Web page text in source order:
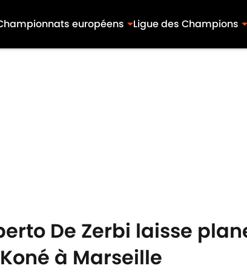
européens Ligue des Champions
De Zerbi laisse
à Marseille